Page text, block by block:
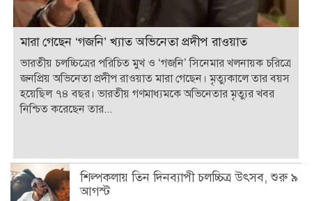
মারা গেছেন ‘গজনি’ খ্যাত অভিনেতা প্রদীপ রাওয়াত
ভারতীয় চলচ্চিত্রের পরিচিত মুখ ও ‘গজনি’ সিনেমার খলনায়ক চরিত্রে
জনপ্রিয় অভিনেতা প্রদীপ রাওয়াত মারা গেছেন। মৃত্যুকালে তার বয়স
হয়েছিল ৭৪ বছর। ভারতীয় গণমাধ্যমকে অভিনেতার মৃত্যুর খবর
নিশ্চিত করেছেন তার...
শিল্পকলায় তিন দিনব্যাপী চলচ্চিত্র উৎসব, শুরু ৯
আগস্ট